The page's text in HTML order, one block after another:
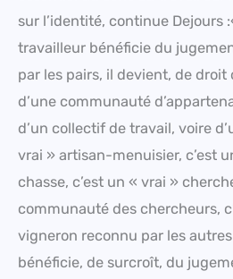
sur l’identité, continue Dejours
travailleur bénéficie du
par les pairs, il devient, de
d’une communauté
d’un collectif de travail, voire
vrai » artisan-menuisier, c’est
chasse, c’est un « vrai »
communauté des chercheurs,
vigneron reconnu par les
bénéficie, de surcroît, du